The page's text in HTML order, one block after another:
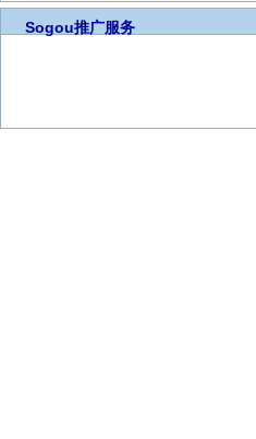
Sogou推广服务